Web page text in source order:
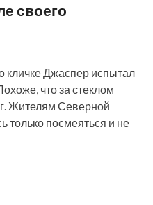
своего
кличке Джаспер испытал
что за стеклом
Жителям Северной
посмеяться и не